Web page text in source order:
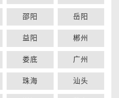
邵阳 岳阳
益阳 郴州
娄底 广州
珠海 汕头